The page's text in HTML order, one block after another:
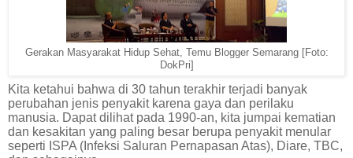
Gerakan Masyarakat Hidup Sehat, Temu Blogger Semarang [Foto:
DokPri]
Kita ketahui bahwa di 30 tahun terakhir terjadi banyak
perubahan jenis penyakit karena gaya dan perilaku
manusia. Dapat dilihat pada 1990-an, kita jumpai kematian
dan kesakitan yang paling besar berupa penyakit menular
seperti ISPA (Infeksi Saluran Pernapasan Atas), Diare, TBC,